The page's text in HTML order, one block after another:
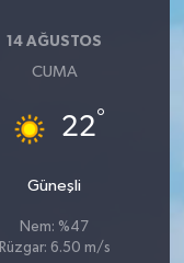
14 AĞUSTOS
CUMA
22°
Güneşli
Nem: %47
Rüzgar: 6.50 m/s